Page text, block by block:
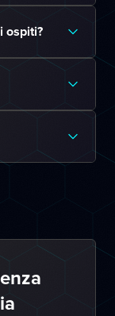
ospiti?